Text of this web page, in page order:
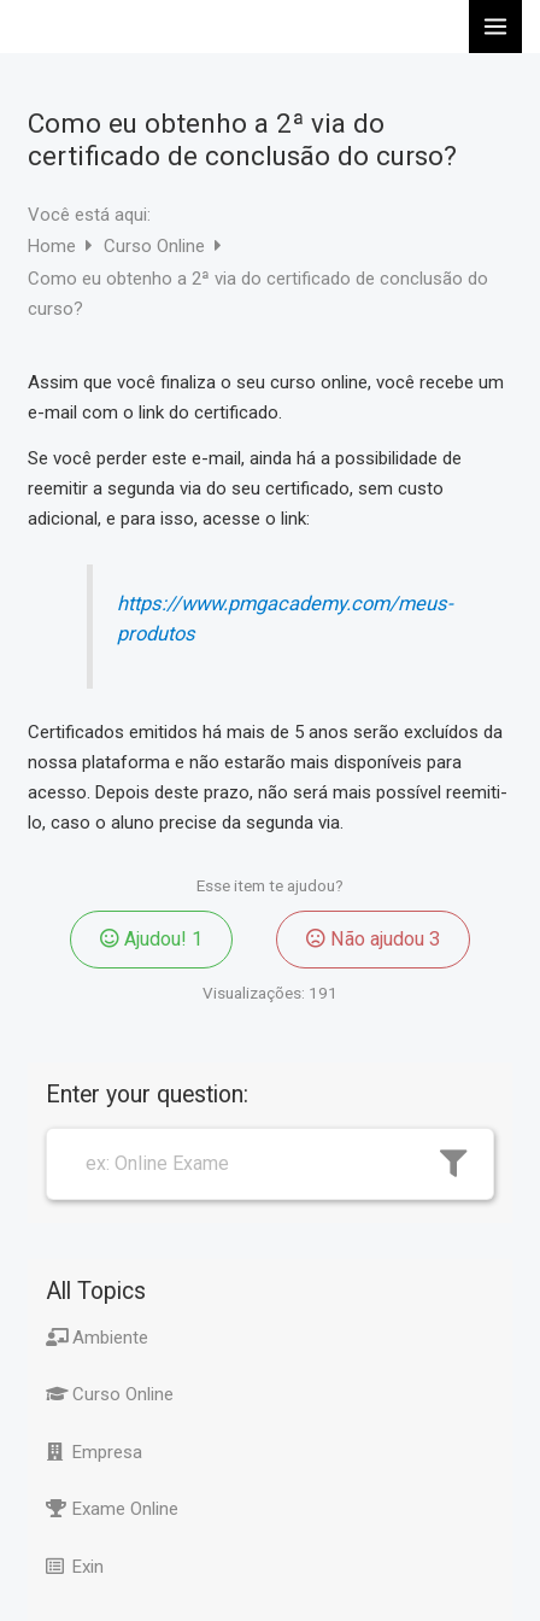
conteúdo
Como eu obtenho a 2ª via do
certificado de conclusão do curso?
Você está aqui:
Home
Curso Online
Como eu obtenho a 2ª via do certificado de conclusão do
curso?
Assim que você finaliza o seu curso online, você recebe um
e-mail com o link do certificado.
Se você perder este e-mail, ainda há a possibilidade de
reemitir a segunda via do seu certificado, sem custo
adicional, e para isso, acesse o link:
https://www.pmgacademy.com/meus-
produtos
Certificados emitidos há mais de 5 anos serão excluídos da
nossa plataforma e não estarão mais disponíveis para
acesso. Depois deste prazo, não será mais possível reemiti-
lo, caso o aluno precise da segunda via.
Esse item te ajudou?
Ajudou! 1 Não ajudou 3
Visualizações: 191
Enter your question:
All Topics
Ambiente
Curso Online
Empresa
Exame Online
Exin